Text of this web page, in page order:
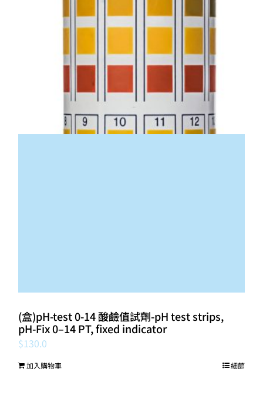
(盒)pH-test 0-14 酸鹼值試劑-pH test strips,
pH‑Fix 0–14 PT, fixed indicator
$130.0
加入購物車 細節